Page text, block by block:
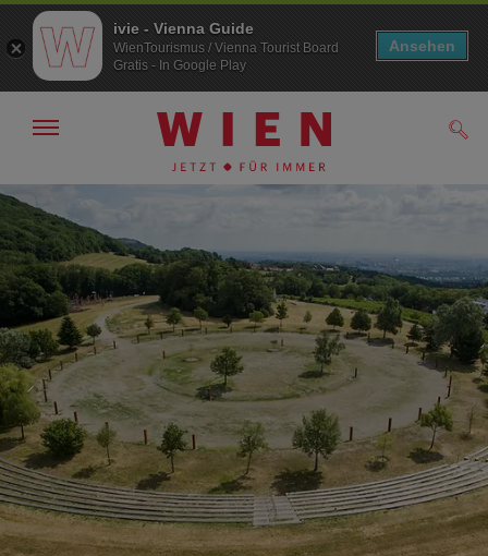
Zur
Navigation
Zum
Inhalt
Navigation
ivie - Vienna Guide
WienTourismus / Vienna Tourist Board
Gratis - In Google Play
Ansehen